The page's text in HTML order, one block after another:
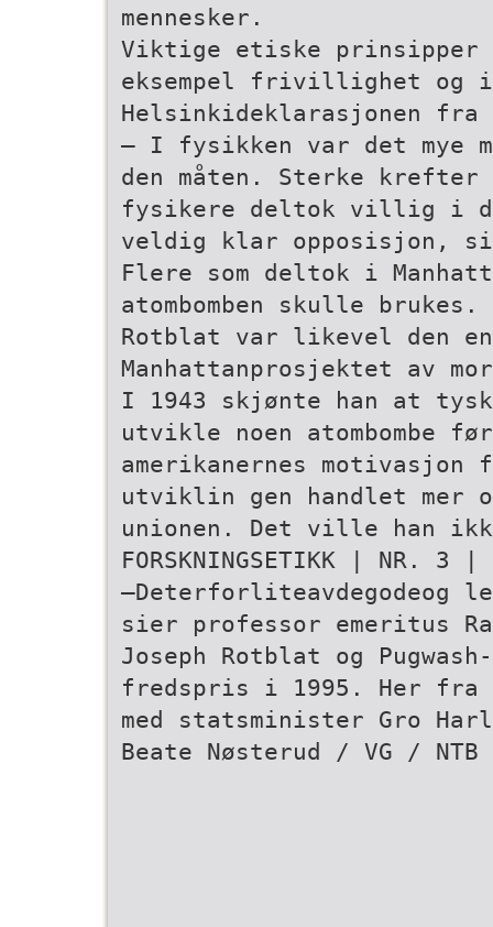
mennesker.
Viktige etiske
eksempel frivillighet og
Helsinkideklarasjonen fra
– I fysikken var det mye
den måten. Sterke
fysikere deltok villig i
veldig klar opposisjon,
Flere som deltok i
atombomben skulle
Rotblat var likevel den
Manhattan­prosjektet av
I 1943 skjønte han at
utvikle noen atombombe
amerikanernes
utviklin­ gen handlet
unionen. Det ville han
FORSKNINGSETIKK | NR. 3
–Deterforliteavdegodeog
sier professor emeritus
Joseph Rotblat og
fredspris i 1995. Her fra
med statsminister Gro
Beate Nøsterud / VG / NTB